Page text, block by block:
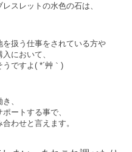
スレットの水色の石は、
を扱う仕事をされている方や
において、
ですよ( *´艸｀)
、
ートする事で、
わせと言えます。